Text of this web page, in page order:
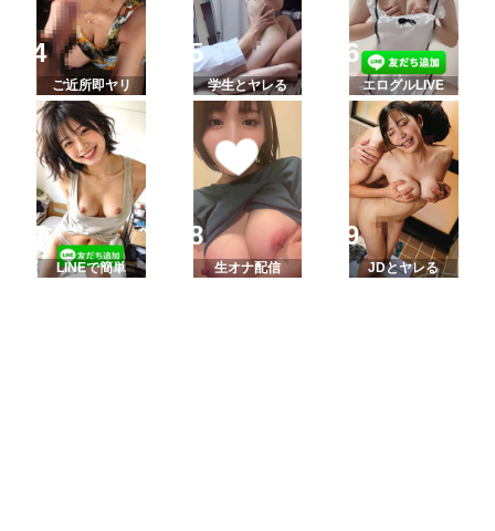
ご近所即ヤリ 学生とヤレる エログルLIVE
LINEで簡単 生オナ配信 JDとヤレる